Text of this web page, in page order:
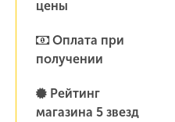
цены
Оплата при
получении
Рейтинг
магазина 5 звезд